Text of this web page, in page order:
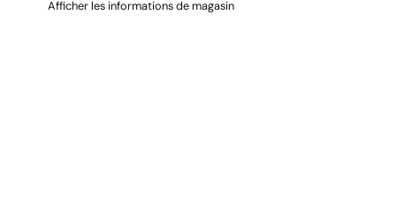
Afficher les informations de magasin